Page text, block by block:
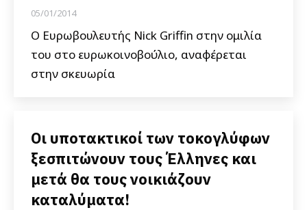
05/01/2014
Ο Ευρωβουλευτής Nick Griffin στην ομιλία
του στο ευρωκοινοβούλιο, αναφέρεται
στην σκευωρία
Οι υποτακτικοί των τοκογλύφων
ξεσπιτώνουν τους Έλληνες και
μετά θα τους νοικιάζουν
καταλύματα!